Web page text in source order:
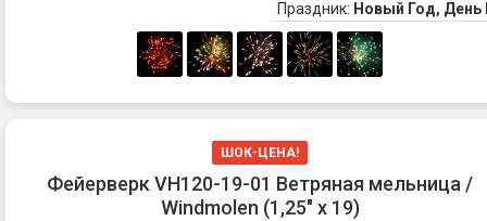
Праздник: Новый Год,
ШОК-ЦЕНА!
Фейерверк VH120-19-01 Ветряная мельница /
Windmolen (1,25" х 19)